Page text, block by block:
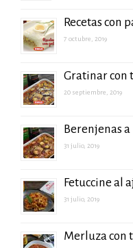
Recetas con
7 octubre, 2019
Gratinar con
20 septiembre, 2019
Berenjenas
31 julio, 2019
Fetuccine al
31 julio, 2019
Merluza con